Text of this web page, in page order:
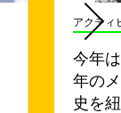
アクティ
今年
年の
史を